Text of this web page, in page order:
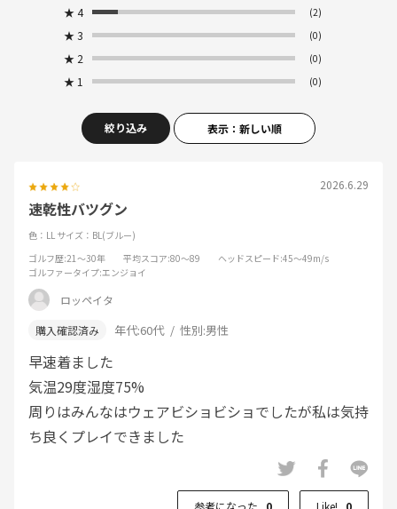
★ 4 (2)
★ 3 (0)
★ 2 (0)
★ 1 (0)
絞り込み 表示：新しい順
2026.6.29
速乾性バツグン
色：LL サイズ：BL(ブルー)
ゴルフ歴:21～30年 平均スコア:80～89 ヘッドスピード:45～49m/s
ゴルファータイプ:エンジョイ
ロッペイタ
年代:60代 性別:男性
早速着ました
気温29度湿度75%
周りはみんなはウェアビショビショでしたが私は気持
ち良くプレイできました